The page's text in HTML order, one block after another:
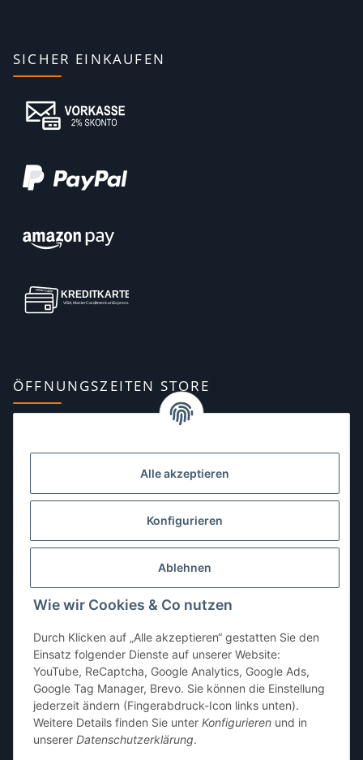
Alle akzeptieren
Konfigurieren
Ablehnen
Wie wir Cookies & Co nutzen
Durch Klicken auf „Alle akzeptieren“ gestatten Sie den
Einsatz folgender Dienste auf unserer Website:
YouTube, ReCaptcha, Google Analytics, Google Ads,
Google Tag Manager, Brevo. Sie können die Einstellung
jederzeit ändern (Fingerabdruck-Icon links unten).
Weitere Details finden Sie unter Konfigurieren und in
unserer Datenschutzerklärung.
SICHER EINKAUFEN
ÖFFNUNGSZEITEN STORE
10:00–13:00, 14:00–18:00 Uhr
Dienstag:10:00–13:00, 14:00–16:00 Uhr
10:00–13:00 Uhr
Freitag:10:00–13:00, 14:00–18:00 Uhr
Sonntag: geschlossen
* Alle Preise inkl. gesetzlicher USt., zzgl.Versand